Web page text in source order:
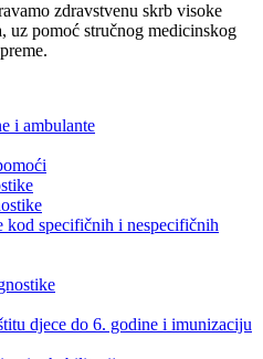
zdravstvenu skrb visoke
uz pomoć stručnog medicinskog
i ambulante
kod specifičnih i nespecifičnih
djece do 6. godine i imunizaciju